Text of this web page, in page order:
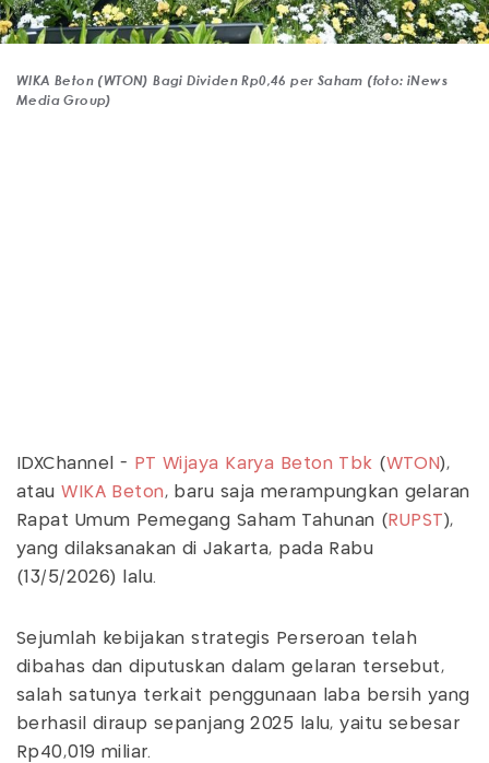
WIKA Beton (WTON) Bagi Dividen Rp0,46 per Saham (foto: iNews
Media Group)
IDXChannel - PT Wijaya Karya Beton Tbk (WTON ),
atauWIKA Beton, baru saja merampungkan gelaran
Rapat Umum Pemegang Saham Tahunan ( RUPST ),
yang dilaksanakan di Jakarta, pada Rabu
(13/5/2026) lalu.
Sejumlah kebijakan strategis Perseroan telah
dibahas dan diputuskan dalam gelaran tersebut,
salah satunya terkait penggunaan laba bersih yang
berhasil diraup sepanjang 2025 lalu, yaitu sebesar
Rp40,019 miliar.